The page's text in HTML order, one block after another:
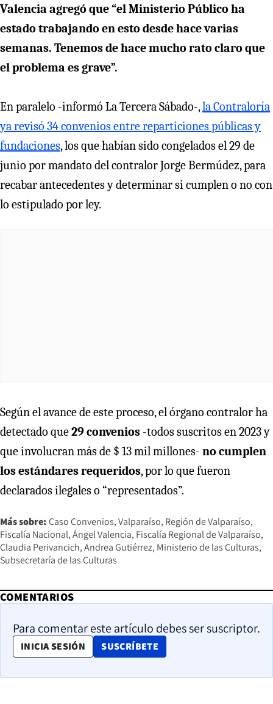
Valencia agregó que “el Ministerio Público ha
estado trabajando en esto desde hace varias
semanas. Tenemos de hace mucho rato claro que
el problema es grave”.
En paralelo -informó La Tercera Sábado-,la Contraloría
ya revisó 34 convenios entre reparticiones públicas y
fundaciones, los que habían sido congelados el 29 de
junio por mandato del contralor Jorge Bermúdez, para
recabar antecedentes y determinar si cumplen o no con
lo estipulado por ley.
Según el avance de este proceso, el órgano contralor ha
detectado que29 convenios -todos suscritos en 2023 y
que involucran más de $ 13 mil millones- no cumplen
los estándares requeridos, por lo que fueron
declarados ilegales o “representados”.
Más sobre: Caso Convenios Valparaíso Región de Valparaíso
Fiscalía Nacional Ángel Valencia Fiscalía Regional de Valparaíso
Claudia Perivancich Andrea Gutiérrez Ministerio de las Culturas
Subsecretaría de las Culturas
COMENTARIOS
Para comentar este artículo debes ser suscriptor.
INICIA SESIÓN SUSCRÍBETE
OPENS IN NEW WINDOW